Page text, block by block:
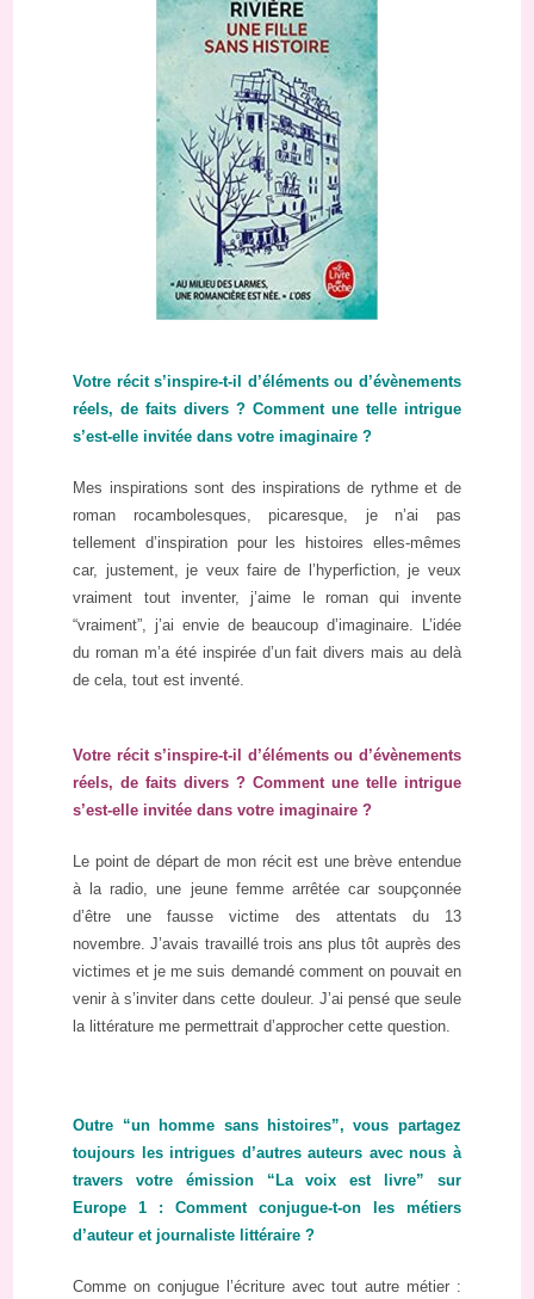
Votre récit s’inspire-t-il d’éléments ou d’évènements
réels, de faits divers ? Comment une telle intrigue
s’est-elle invitée dans votre imaginaire ?
Mes inspirations sont des inspirations de rythme et de
roman rocambolesques, picaresque, je n’ai pas
tellement d’inspiration pour les histoires elles-mêmes
car, justement, je veux faire de l’hyperfiction, je veux
vraiment tout inventer, j’aime le roman qui invente
“vraiment”, j’ai envie de beaucoup d’imaginaire. L’idée
du roman m’a été inspirée d’un fait divers mais au delà
de cela, tout est inventé.
Votre récit s’inspire-t-il d’éléments ou d’évènements
réels, de faits divers ? Comment une telle intrigue
s’est-elle invitée dans votre imaginaire ?
Le point de départ de mon récit est une brève entendue
à la radio, une jeune femme arrêtée car soupçonnée
d’être une fausse victime des attentats du 13
novembre. J’avais travaillé trois ans plus tôt auprès des
victimes et je me suis demandé comment on pouvait en
venir à s’inviter dans cette douleur. J’ai pensé que seule
la littérature me permettrait d’approcher cette question.
Outre “un homme sans histoires”, vous partagez
toujours les intrigues d’autres auteurs avec nous à
travers votre émission “La voix est livre” sur
Europe 1 : Comment conjugue-t-on les métiers
d’auteur et journaliste littéraire ?
Comme on conjugue l’écriture avec tout autre métier :